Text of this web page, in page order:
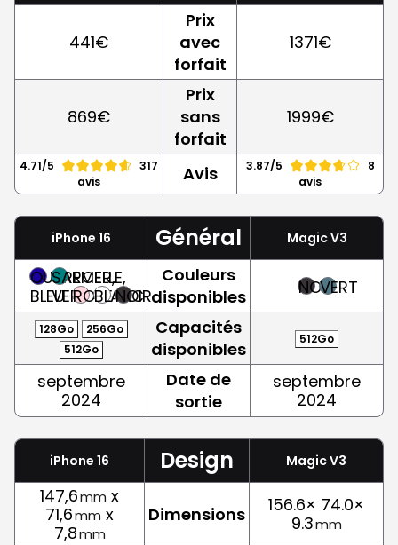
441€
Prix
avec
forfait
1371€
869€
Prix
sans
forfait
1999€
4.71/5
317
avis
Avis 3.87/5
8
avis
iPhone 16 Général Magic V3
OUTREMER,
BLEU
SARCELLE,
VERTROSEBLANC
NOIR
Couleurs
disponibles
NOIRVERT
128Go
256Go
512Go
Capacités
disponibles
512Go
septembre
2024
Date de
sortie
septembre
2024
iPhone 16 Design Magic V3
147,6mm x
71,6mm x
7,8mm
Dimensions
156.6× 74.0×
9.3mm